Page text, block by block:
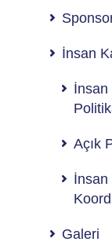
İnsan
İnsan
Açık
İnsan
Galeri